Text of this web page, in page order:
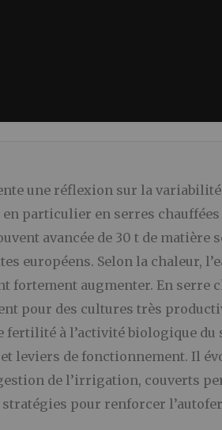
une réflexion sur la variabilité
particulier en serres
avancée de 30 t de matière
européens. Selon la chaleur,
fortement augmenter. En serre
pour des cultures très
à l’activité biologique du
leviers de fonctionnement. Il
de l’irrigation, couverts
pour renforcer